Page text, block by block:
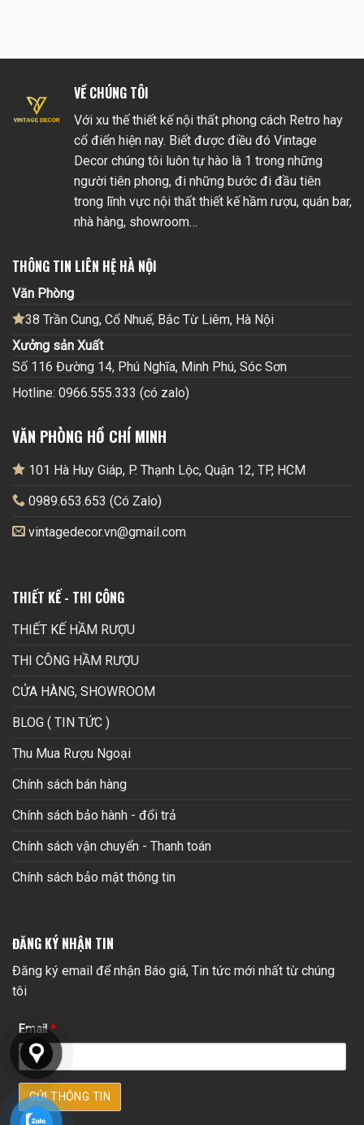
VỀ CHÚNG TÔI
Với xu thế thiết kế nội thất phong cách Retro hay
cổ điển hiện nay. Biết được điều đó Vintage
Decor chúng tôi luôn tự hào là 1 trong những
người tiên phong, đi những bước đi đầu tiên
trong lĩnh vực nội thất thiết kế hầm rượu, quán bar,
nhà hàng, showroom…
THÔNG TIN LIÊN HỆ HÀ NỘI
Văn Phòng
38 Trần Cung, Cổ Nhuế, Bắc Từ Liêm, Hà Nội
Xưởng sản Xuất
Số 116 Đường 14, Phú Nghĩa, Minh Phú, Sóc Sơn
Hotline: 0966.555.333 (có zalo)
VĂN PHÒNG HỒ CHÍ MINH
101 Hà Huy Giáp, P. Thạnh Lộc, Quận 12, TP, HCM
0989.653.653 (Có Zalo)
vintagedecor.vn@gmail.com
THIẾT KẾ - THI CÔNG
THIẾT KẾ HẦM RƯỢU
THI CÔNG HẦM RƯỢU
CỬA HÀNG, SHOWROOM
BLOG ( TIN TỨC )
Thu Mua Rượu Ngoại
Chính sách bán hàng
Chính sách bảo hành - đổi trả
Chính sách vận chuyển - Thanh toán
Chính sách bảo mật thông tin
ĐĂNG KÝ NHẬN TIN
Đăng ký email để nhận Báo giá, Tin tức mới nhất từ chúng
tôi
Email *